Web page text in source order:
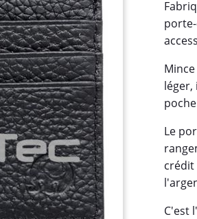
léger,
Le
C'est